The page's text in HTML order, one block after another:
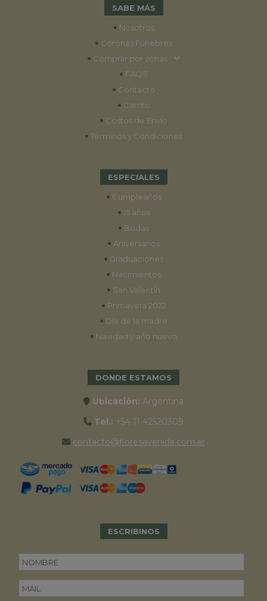
SABE MÁS
• Nosotros
• Coronas Fúnebres
• Comprar por zonas
• FAQS
• Contacto
• Carrito
• Costos de Envío
• Términos y Condiciones
ESPECIALES
• Cumpleaños
• 15 años
• Bodas
• Aniversarios
• Graduaciones
• Nacimientos
• San Valentín
• Primavera 2022
• Día de la madre
• Navidad y año nuevo
DONDE ESTAMOS
Ubicación: Argentina
Tel.: +54 11 42520309
contacto@floresavenida.com.ar
ESCRIBINOS